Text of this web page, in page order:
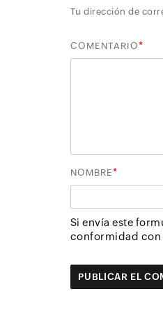
Tu dirección de
COMENTARIO*
NOMBRE*
Si envía este
conformidad con